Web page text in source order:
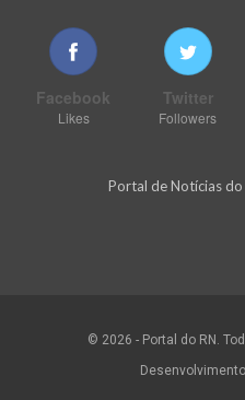
Facebook
Likes
Twitter
Followers
Portal de Notícias
© 2026 - Portal do RN.